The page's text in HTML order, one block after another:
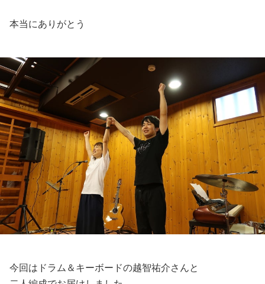
本当にありがとう
今回はドラム＆キーボードの越智祐介さんと